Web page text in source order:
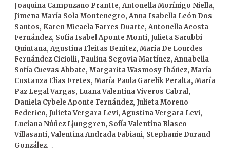
Joaquina Campuzano Prantte, Antonella Morínigo Niella,
Jimena María Sola Montenegro, Anna Isabella León Dos
Santos, Karen Micaela Farres Duarte, Antonella Acosta
Fernández, Sofía Isabel Aponte Monti, Julieta Sarubbi
Quintana, Agustina Fleitas Benítez, María De Lourdes
Fernández Ciciolli, Paulina Segovia Martínez, Annabella
Sofía Cuevas Abbate, Margarita Wasmosy Ibáñez, María
Costanza Elías Fretes, María Paula Garelik Peralta, María
Paz Legal Vargas, Luana Valentina Viveros Cabral,
Daniela Cybele Aponte Fernández, Julieta Moreno
Federico, Julieta Vergara Levi, Agustina Vergara Levi,
Luciana Núñez Ljunggren, Sofía Valentina Blasco
Villasanti, Valentina Andrada Fabiani, Stephanie Durand
González. .